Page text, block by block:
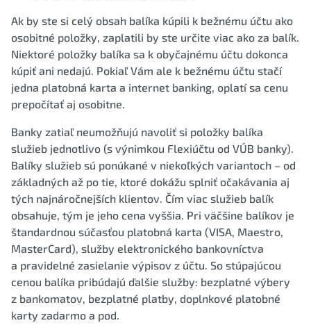
Ak by ste si celý obsah balíka kúpili k bežnému účtu ako
osobitné položky, zaplatili by ste určite viac ako za balík.
Niektoré položky balíka sa k obyčajnému účtu dokonca
kúpiť ani nedajú. Pokiaľ Vám ale k bežnému účtu stačí
jedna platobná karta a internet banking, oplatí sa cenu
prepočítať aj osobitne.
Banky zatiaľ neumožňujú navoliť si položky balíka
služieb jednotlivo (s výnimkou Flexiúčtu od VÚB banky).
Balíky služieb sú ponúkané v niekoľkých variantoch – od
základných až po tie, ktoré dokážu splniť očakávania aj
tých najnáročnejších klientov. Čím viac služieb balík
obsahuje, tým je jeho cena vyššia. Pri väčšine balíkov je
štandardnou súčasťou platobná karta (VISA, Maestro,
MasterCard), služby elektronického bankovníctva
a pravidelné zasielanie výpisov z účtu. So stúpajúcou
cenou balíka pribúdajú ďalšie služby: bezplatné výbery
z bankomatov, bezplatné platby, doplnkové platobné
karty zadarmo a pod.